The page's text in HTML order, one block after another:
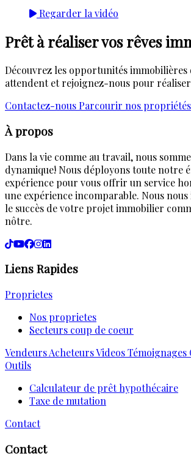
Regarder la vidéo
Prêt à réaliser vos rêves
Découvrez les opportunités immobilières
attendent et rejoignez-nous pour réaliser
Contactez-nous Parcourir nos propriétés
À propos
Dans la vie comme au travail, nous
dynamique! Nous déployons toute notre
expérience pour vous offrir un service
une expérience incomparable. Nous nous
le succès de votre projet immobilier
nôtre.
Liens Rapides
Proprietes
Nos proprietes
Secteurs coup de coeur
VendeursAcheteursVideosTémoignages
Outils
Calculateur de prêt hypothécaire
Taxe de mutation
Contact
Contact